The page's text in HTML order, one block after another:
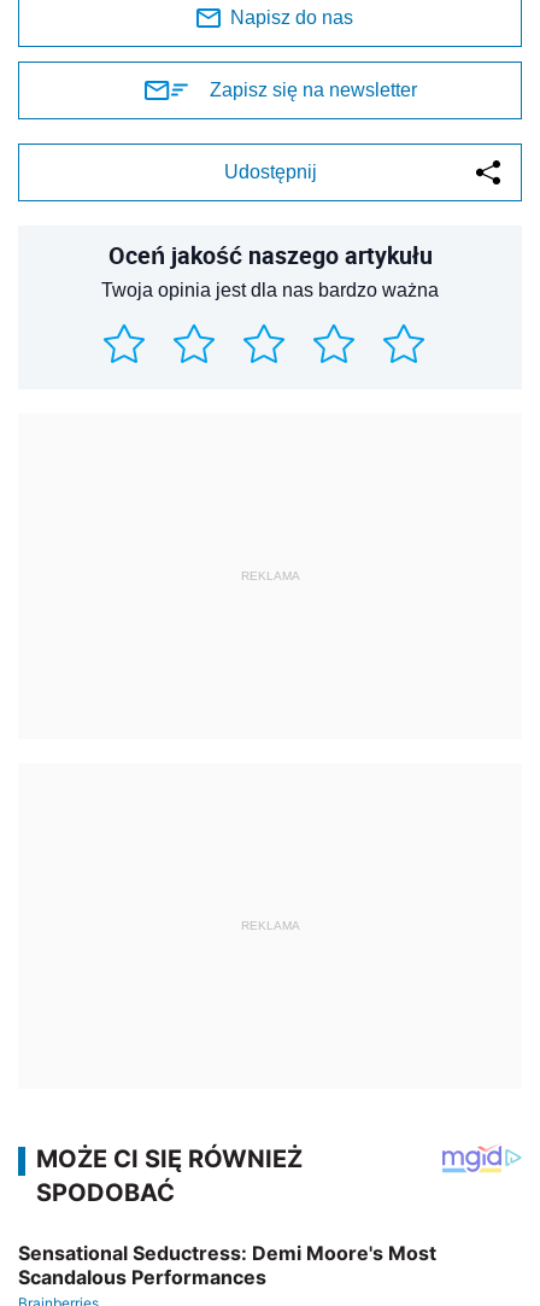
Napisz do nas
Zapisz się na newsletter
Udostępnij
Oceń jakość naszego artykułu
Twoja opinia jest dla nas bardzo ważna
REKLAMA
REKLAMA